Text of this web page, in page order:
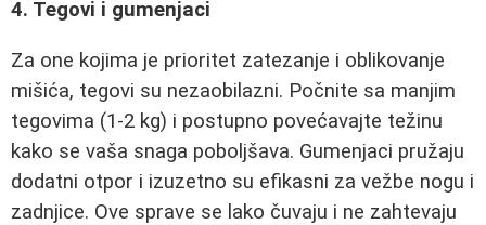
4. Tegovi i gumenjaci
Za one kojima je prioritet zatezanje i oblikovanje
mišića, tegovi su nezaobilazni. Počnite sa manjim
tegovima (1-2 kg) i postupno povećavajte težinu
kako se vaša snaga poboljšava. Gumenjaci pružaju
dodatni otpor i izuzetno su efikasni za vežbe nogu i
zadnjice. Ove sprave se lako čuvaju i ne zahtevaju